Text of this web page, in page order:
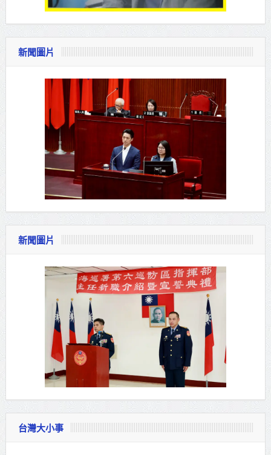
新聞圖片
新聞圖片
台灣大小事